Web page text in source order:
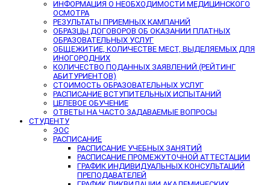
ИНФОРМАЦИЯ О НЕОБХОДИМОСТИ МЕДИЦИНСКОГО
ОСМОТРА
РЕЗУЛЬТАТЫ ПРИЕМНЫХ КАМПАНИЙ
ОБРАЗЦЫ ДОГОВОРОВ ОБ ОКАЗАНИИ ПЛАТНЫХ
ОБРАЗОВАТЕЛЬНЫХ УСЛУГ
ОБЩЕЖИТИЕ, КОЛИЧЕСТВЕ МЕСТ, ВЫДЕЛЯЕМЫХ ДЛЯ
ИНОГОРОДНИХ
КОЛИЧЕСТВО ПОДАННЫХ ЗАЯВЛЕНИЙ (РЕЙТИНГ
АБИТУРИЕНТОВ)
СТОИМОСТЬ ОБРАЗОВАТЕЛЬНЫХ УСЛУГ
РАСПИСАНИЕ ВСТУПИТЕЛЬНЫХ ИСПЫТАНИЙ
ЦЕЛЕВОЕ ОБУЧЕНИЕ
ОТВЕТЫ НА ЧАСТО ЗАДАВАЕМЫЕ ВОПРОСЫ
СТУДЕНТУ
ЭОС
РАСПИСАНИЕ
РАСПИСАНИЕ УЧЕБНЫХ ЗАНЯТИЙ
РАСПИСАНИЕ ПРОМЕЖУТОЧНОЙ АТТЕСТАЦИИ
ГРАФИК ИНДИВИДУАЛЬНЫХ КОНСУЛЬТАЦИЙ
ПРЕПОДАВАТЕЛЕЙ